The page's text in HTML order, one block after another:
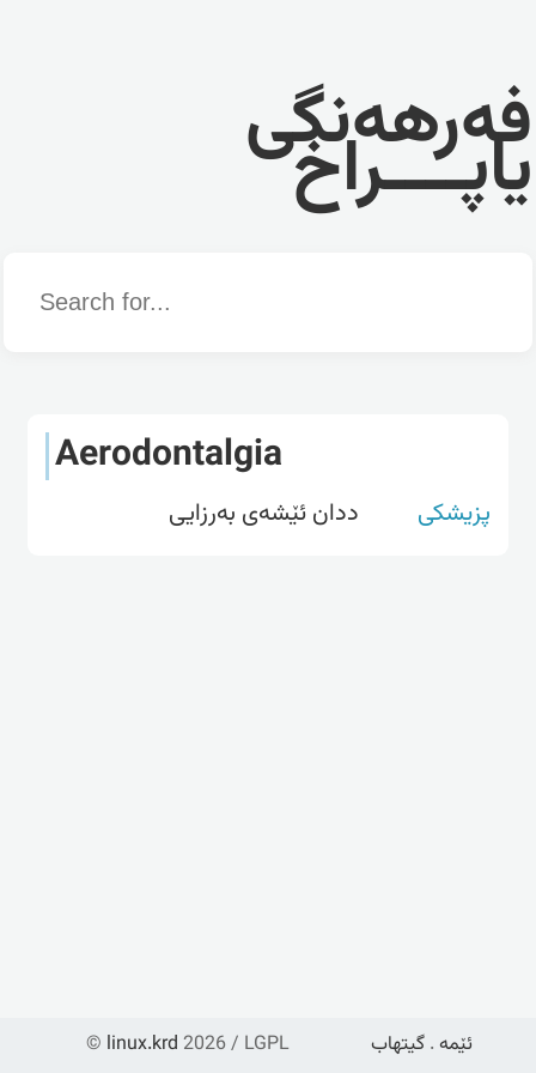
فەرهەنگی
یاپــــراخ
Word
Aerodontalgia
پزیشکی ددان ئێشەی بەرزایی
© linux.krd 2026 / LGPL ئێمە . گیتهاب